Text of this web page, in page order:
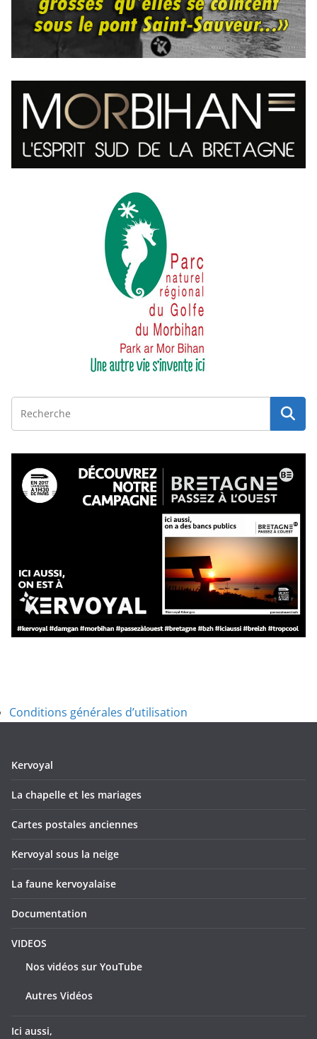
Conditions générales d’utilisation
Kervoyal
La chapelle et les mariages
Cartes postales anciennes
Kervoyal sous la neige
La faune kervoyalaise
Documentation
VIDEOS
Nos vidéos sur YouTube
Autres Vidéos
Ici aussi,